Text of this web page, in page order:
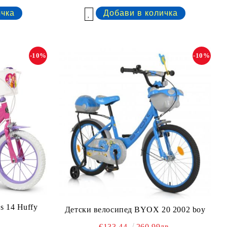
14 Huffy
-10%
Детски велосипед BYOX 20 2002 boy
-10%